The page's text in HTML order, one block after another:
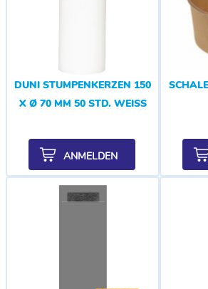
DUNI STUMPENKERZEN 150
X Ø 70 MM 50 STD. WEISS
ANMELDEN